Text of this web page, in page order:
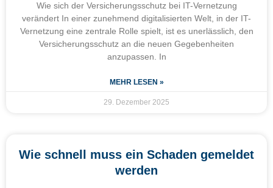
Wie sich der Versicherungsschutz bei IT-Vernetzung
verändert In einer zunehmend digitalisierten Welt, in der IT-
Vernetzung eine zentrale Rolle spielt, ist es unerlässlich, den
Versicherungsschutz an die neuen Gegebenheiten
anzupassen. In
MEHR LESEN »
29. Dezember 2025
Wie schnell muss ein Schaden gemeldet
werden